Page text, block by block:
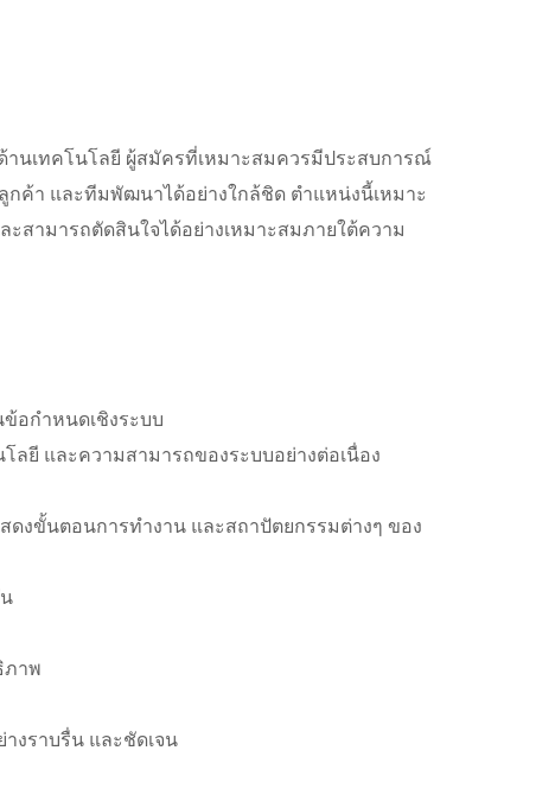
านเทคโนโลยี ผู้สมัครที่เหมาะสมควรมีประสบการณ์
ค้า และทีมพัฒนาได้อย่างใกล้ชิด ตำแหน่งนี้เหมาะ
สามารถตัดสินใจได้อย่างเหมาะสมภายใต้ความ
อกำหนดเชิงระบบ
ลยี และความสามารถของระบบอย่างต่อเนื่อง
ดงขั้นตอนการทำงาน และสถาปัตยกรรมต่างๆ ของ
ภาพ
งราบรื่น และชัดเจน